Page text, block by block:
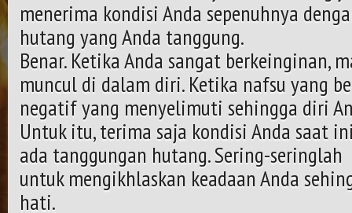
menerima kondisi Anda sepenuhnya
hutang yang Anda tanggung.
Benar. Ketika Anda sangat berkeinginan,
muncul di dalam diri. Ketika nafsu yang
negatif yang menyelimuti sehingga diri
Untuk itu, terima saja kondisi Anda saat
ada tanggungan hutang. Sering-seringlah
untuk mengikhlaskan keadaan Anda
hati.